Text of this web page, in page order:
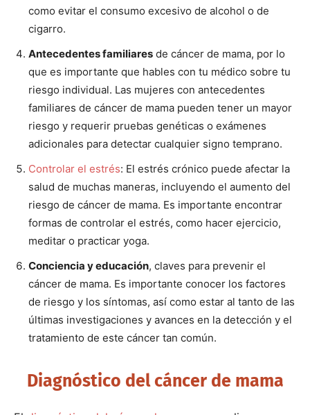
como evitar el consumo excesivo de alcohol o de
cigarro.
Antecedentes familiares de cáncer de mama, por lo
que es importante que hables con tu médico sobre tu
riesgo individual. Las mujeres con antecedentes
familiares de cáncer de mama pueden tener un mayor
riesgo y requerir pruebas genéticas o exámenes
adicionales para detectar cualquier signo temprano.
Controlar el estrés: El estrés crónico puede afectar la
salud de muchas maneras, incluyendo el aumento del
riesgo de cáncer de mama. Es importante encontrar
formas de controlar el estrés, como hacer ejercicio,
meditar o practicar yoga.
Conciencia y educación, claves para prevenir el
cáncer de mama. Es importante conocer los factores
de riesgo y los síntomas, así como estar al tanto de las
últimas investigaciones y avances en la detección y el
tratamiento de este cáncer tan común.
Diagnóstico del cáncer de mama